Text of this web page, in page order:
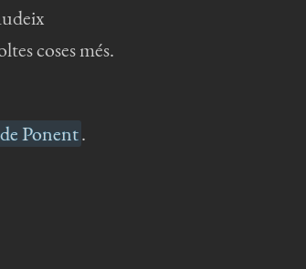
coses més.
Ponent.